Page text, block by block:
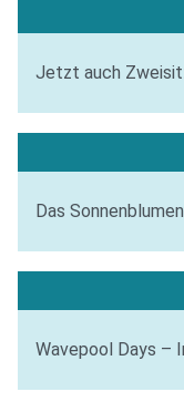
Jetzt auch
Das
Wavepool Days –